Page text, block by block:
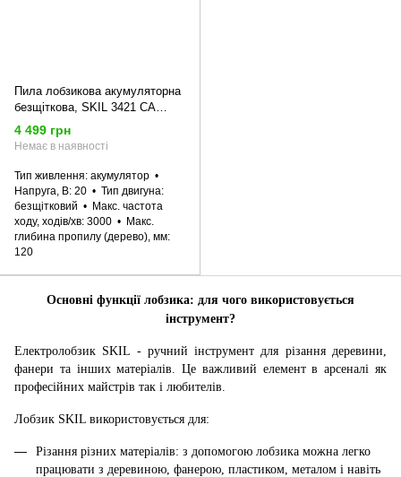
Пила лобзикова акумуляторна
безщіткова, SKIL 3421 CA
11071400301 (SW1E3421CA)
4 499 грн
Немає в наявності
Тип живлення акумулятор
Напруга, В 20
Тип двигуна
безщітковий
Макс. частота
ходу, ходів/хв 3000
Макс.
глибина пропилу (дерево), мм
120
Основні функції лобзика: для чого використовується
інструмент?
Електролобзик SKIL - ручний інструмент для різання деревини,
фанери та інших матеріалів. Це важливий елемент в арсеналі як
професійних майстрів так і любителів.
Лобзик SKIL використовується для:
Різання різних матеріалів: з допомогою лобзика можна легко
працювати з деревиною, фанерою, пластиком, металом і навіть